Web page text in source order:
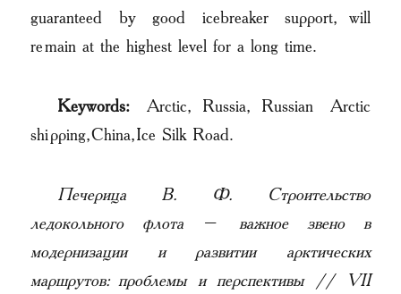
guaranteed by good icebreaker support, will
remain at the highest level for a long time.
Keywords: Arctic, Russia, Russian Arctic
shipping, China, Ice Silk Road.
Печерица В. Ф. Строительство
ледокольного флота – важное звено в
модернизации и развитии арктических
маршрутов: проблемы и перспективы // VII